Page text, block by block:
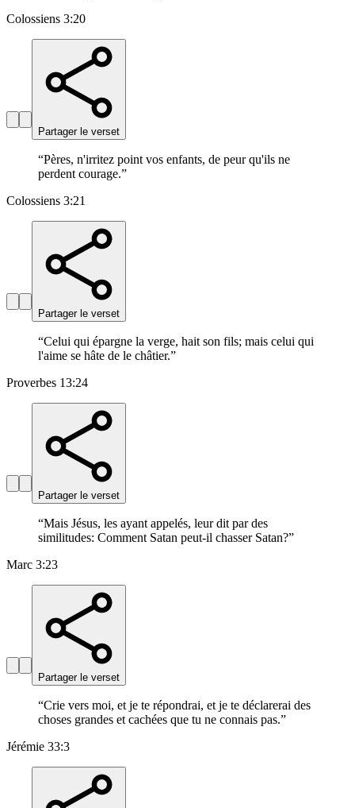
Colossiens 3:20
Partager le verset
“Pères, n'irritez point vos enfants, de peur qu'ils ne
perdent courage.”
Colossiens 3:21
Partager le verset
“Celui qui épargne la verge, hait son fils; mais celui qui
l'aime se hâte de le châtier.”
Proverbes 13:24
Partager le verset
“Mais Jésus, les ayant appelés, leur dit par des
similitudes: Comment Satan peut-il chasser Satan?”
Marc 3:23
Partager le verset
“Crie vers moi, et je te répondrai, et je te déclarerai des
choses grandes et cachées que tu ne connais pas.”
Jérémie 33:3